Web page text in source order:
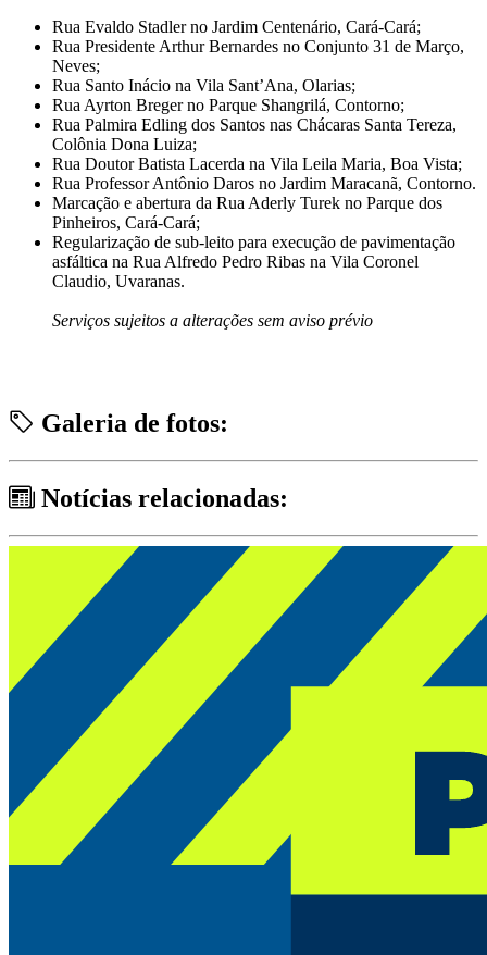
Rua Evaldo Stadler no Jardim Centenário, Cará-Cará;
Rua Presidente Arthur Bernardes no Conjunto 31 de Março,
Neves;
Rua Santo Inácio na Vila Sant’Ana, Olarias;
Rua Ayrton Breger no Parque Shangrilá, Contorno;
Rua Palmira Edling dos Santos nas Chácaras Santa Tereza,
Colônia Dona Luiza;
Rua Doutor Batista Lacerda na Vila Leila Maria, Boa Vista;
Rua Professor Antônio Daros no Jardim Maracanã, Contorno.
Marcação e abertura da Rua Aderly Turek no Parque dos
Pinheiros, Cará-Cará;
Regularização de sub-leito para execução de pavimentação
asfáltica na Rua Alfredo Pedro Ribas na Vila Coronel
Claudio, Uvaranas.
Serviços sujeitos a alterações sem aviso prévio
Galeria de fotos:
Notícias relacionadas: